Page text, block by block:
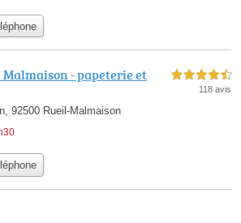
- papeterie et
92500 Rueil-Malmaison
4,5 étoiles sur 5
118 avis